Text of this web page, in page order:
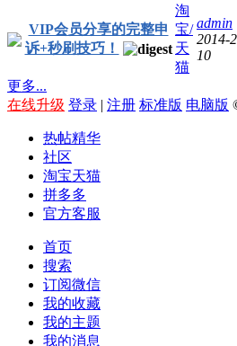
VIP会员分享的完整申
诉+秒刷技巧！
淘
宝/
天
猫
admin
2014-
10
更多...
在线升级 登录 | 注册 标准版 电脑版
热帖精华
社区
淘宝天猫
拼多多
官方客服
首页
搜索
订阅微信
我的收藏
我的主题
我的消息